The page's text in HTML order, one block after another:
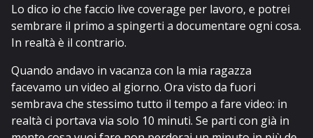
Lo dico io che faccio live coverage per lavoro, e potrei
sembrare il primo a spingerti a documentare ogni cosa.
In realtà è il contrario.
Quando andavo in vacanza con la mia ragazza
facevamo un video al giorno. Ora visto da fuori
sembrava che stessimo tutto il tempo a fare video: in
realtà ci portava via solo 10 minuti. Se parti con già in